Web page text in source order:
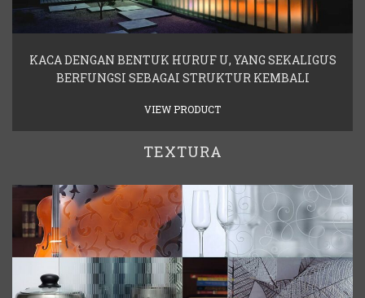
KACA DENGAN BENTUK HURUF U, YANG SEKALIGUS
BERFUNGSI SEBAGAI STRUKTUR KEMBALI
VIEW PRODUCT
TEXTURA